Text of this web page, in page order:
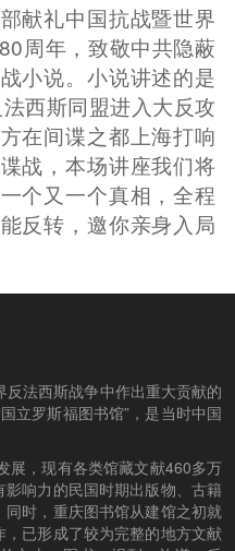
献礼中国抗战暨世界
周年，致敬中共隐蔽
小说。小说讲述的是
西斯同盟进入大反攻
在间谍之都上海打响
战，本场讲座我们将
个又一个真相，全程
反转，邀你亲身入局
法西斯战争中作出重大贡献的
立罗斯福图书馆”，是当时中国
展，现有各类馆藏文献460多万
响力的民国时期出版物、古籍
时，重庆图书馆从建馆之初就
已形成了较为完整的地方文献